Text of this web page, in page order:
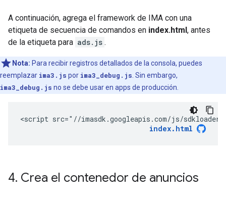
A continuación, agrega el framework de IMA con una
etiqueta de secuencia de comandos en index.html, antes
de la etiqueta para ads.js .
Nota: Para recibir registros detallados de la consola, puedes
reemplazar ima3.js por ima3_debug.js . Sin embargo,
ima3_debug.js no se debe usar en apps de producción.
<script src="//imasdk.googleapis.com/js/
index.html
4. Crea el contenedor de anuncios